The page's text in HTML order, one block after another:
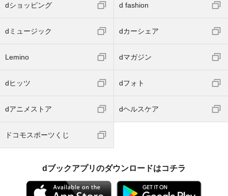
dショッピング d fashion
dミュージック dカーシェア
Lemino dマガジン
dヒッツ dフォト
dアニメストア dヘルスケア
ドコモスポーツくじ
dブックアプリのダウンロードはコチラ